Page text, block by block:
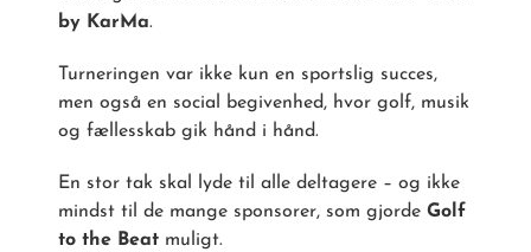
by KarMa.
Turneringen var ikke kun en sportslig succes,
men også en social begivenhed, hvor golf, musik
og fællesskab gik hånd i hånd.
En stor tak skal lyde til alle deltagere – og ikke
mindst til de mange sponsorer, som gjordeGolf
to the Beat muligt.